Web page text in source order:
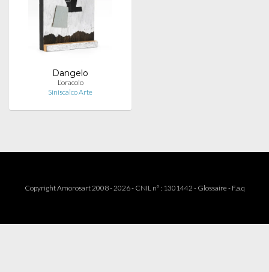
Dangelo
L'oracolo
Siniscalco Arte
Copyright Amorosart 2008 - 2026 - CNIL n° : 1301442 - Glossaire- F.a.q